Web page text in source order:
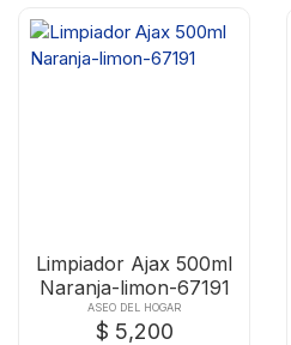
Limpiador Ajax 500ml
Naranja-limon-67191
ASEO DEL HOGAR
$ 5,200